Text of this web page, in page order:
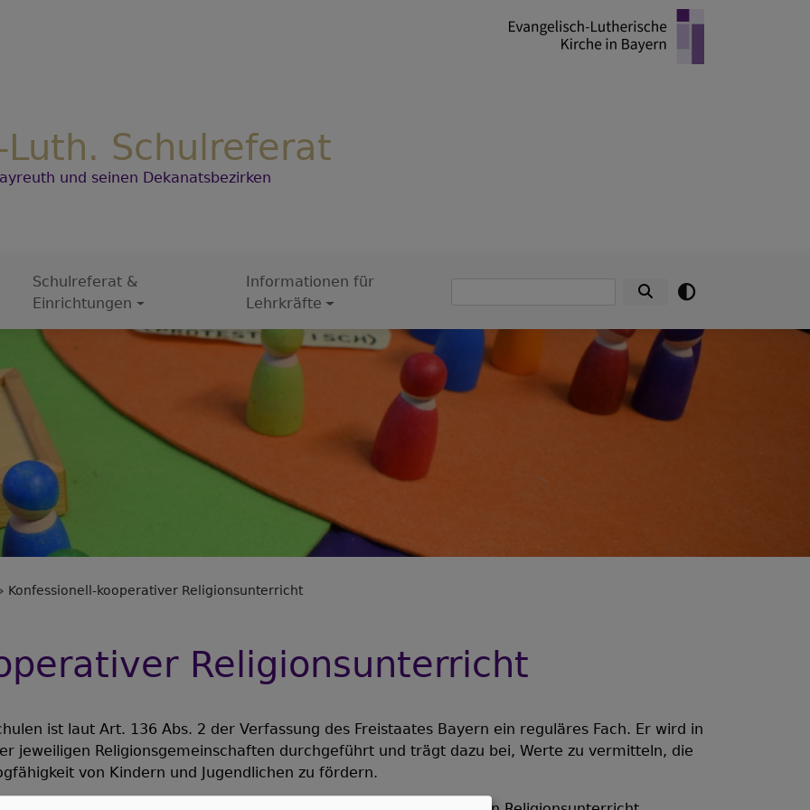
Luth. Schulreferat
und seinen Dekanatsbezirken
Schulreferat &
Einrichtungen
Informationen für
Lehrkräfte
Konfessionell-kooperativer Religionsunterricht
Religionsunterricht
ist laut Art. 136 Abs. 2 der Verfassung des Freistaates Bayern ein reguläres Fach. Er wird in
jeweiligen Religionsgemeinschaften durchgeführt und trägt dazu bei, Werte zu vermitteln, die
von Kindern und Jugendlichen zu fördern.